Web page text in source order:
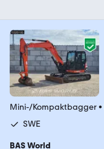
Mini-/Kompaktbagger•
SWE
BAS World